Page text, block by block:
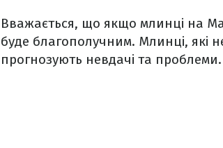
Вважається, що якщо млинці на
буде благополучним. Млинці, які
прогнозують невдачі та проблеми.